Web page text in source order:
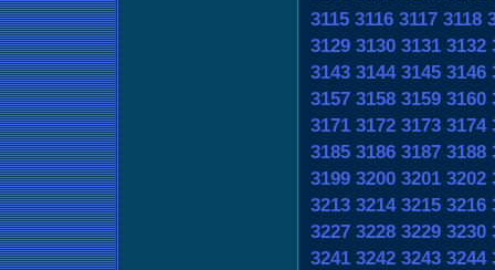
3115 3116 3117 3118
3129 3130 3131 3132
3143 3144 3145 3146
3157 3158 3159 3160
3171 3172 3173 3174
3185 3186 3187 3188
3199 3200 3201 3202
3213 3214 3215 3216
3227 3228 3229 3230
3241 3242 3243 3244